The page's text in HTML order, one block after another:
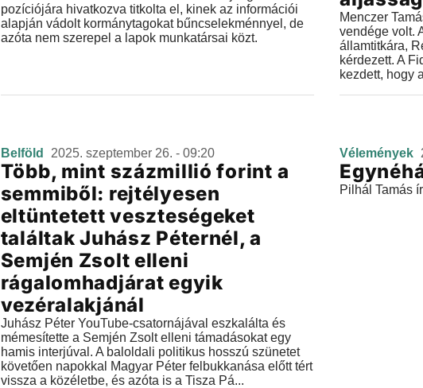
pozíciójára hivatkozva titkolta el, kinek az információi
alapján vádolt kormánytagokat bűncselekménnyel, de
azóta nem szerepel a lapok munkatársai közt.
Menczer
vendége volt.
államtitkára,
kérdezett. A
kezdett, hogy
Belföld 2025. szeptember 26. - 09:20
Több, mint százmillió forint a
semmiből: rejtélyesen
eltüntetett veszteségeket
találtak Juhász Péternél, a
Semjén Zsolt elleni
rágalomhadjárat egyik
vezéralakjánál
Juhász Péter YouTube-csatornájával eszkalálta és
mémesítette a Semjén Zsolt elleni támadásokat egy
hamis interjúval. A baloldali politikus hosszú szünetet
követően napokkal Magyar Péter felbukkanása előtt tért
vissza a közéletbe, és azóta is a Tisza Pá...
Vélemények
Pilhál Tamás